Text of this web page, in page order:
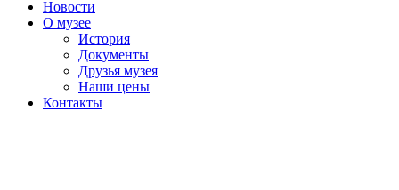
Новости
О музее
История
Документы
Друзья музея
Наши цены
Контакты